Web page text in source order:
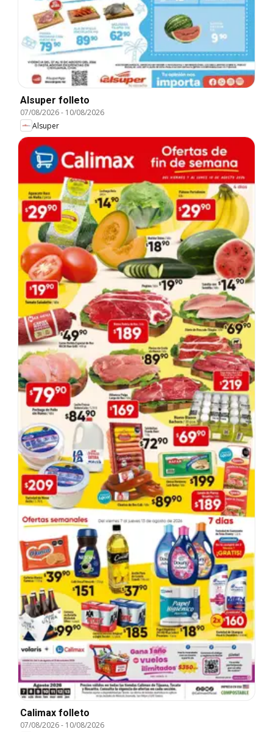
Alsuper folleto
07/08/2026- 10/08/2026
Alsuper
Calimax folleto
07/08/2026- 10/08/2026